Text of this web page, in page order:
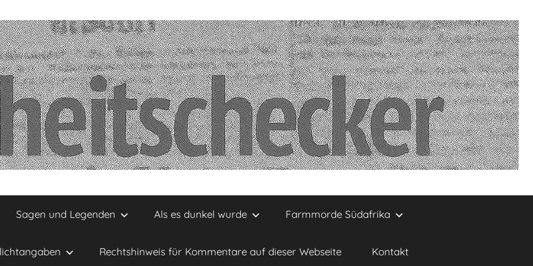
Sagen und Legenden Als es dunkel wurde Farmmorde Südafrika
Rechtshinweis für Kommentare auf dieser Webseite Kontakt